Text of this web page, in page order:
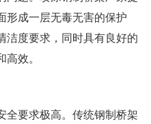
形成一层无毒无害的保护
洁度要求，同时具有良好的
效。
全要求极高。传统钢制桥架